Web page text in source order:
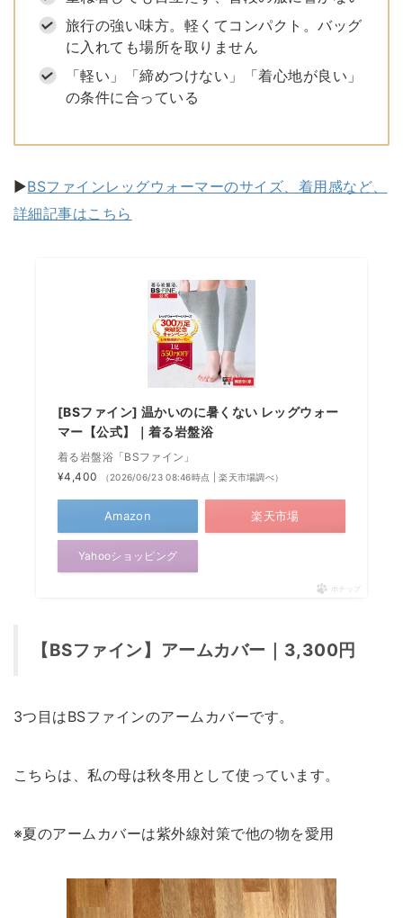
旅行の強い味方。軽くてコンパクト。バッグ
に入れても場所を取りません
「軽い」「締めつけない」「着心地が良い」
の条件に合っている
▶BSファインレッグウォーマーのサイズ、着用感など、
詳細記事はこちら
[BSファイン] 温かいのに暑くない レッグウォー
マー【公式】｜着る岩盤浴
着る岩盤浴「BSファイン」
¥4,400
（2026/06/23 08:46時点 | 楽天市場調べ）
Amazon 楽天市場
Yahooショッピング
ポチップ
【BSファイン】アームカバー｜3,300円
3つ目はBSファインのアームカバーです。
こちらは、私の母は秋冬用として使っています。
※夏のアームカバーは紫外線対策で他の物を愛用